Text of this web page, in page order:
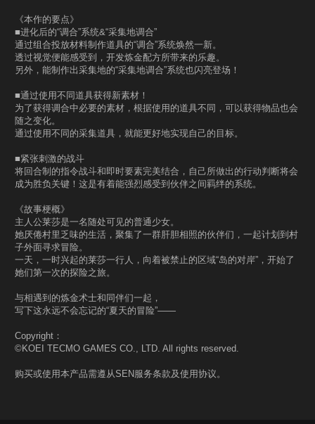
《本作的要点》
■进化后的“调合”系统&“采集地调合”
通过组合投放材料制作道具的“调合”系统焕然一新。
透过视觉便能感受到，开发炼金配方所带来的乐趣。
另外，能制作出采集地的“采集地调合”系统也闪亮登场！
■通过使用不同道具获得新素材！
为了获得调合中必要的素材，根据使用的道具不同，可以获得物品也会
随之变化。
通过使用不同的采集道具，就能更好地实现自己的目标。
■紧张刺激的战斗
将回合制的指令战斗和即时要素完美结合，自己所做出的行动判断将会
成为胜负关键！这是有着能强烈感受到伙伴之间羁绊的系统。
《故事梗概》
主人公莱莎是一名随处可见的普通少女。
她厌倦村里乏味的生活，聚集了一群肝胆相照的伙伴们，一起计划到村
子外面寻求冒险。
一天，一时兴起的莱莎一行人，向着被禁止的区域“岛的对岸”，开始了
她们第一次的探险之旅。
与相遇到的炼金术士和同伴们一起，
写下这永远不会忘记的“夏天的冒险”――
Copyright：
©KOEI TECMO GAMES CO., LTD. All rights reserved.
购买或使用本产品需遵从SEN服务条款及使用协议。